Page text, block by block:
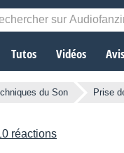
Tutos Vidéos Avis
du Son Prise
réactions